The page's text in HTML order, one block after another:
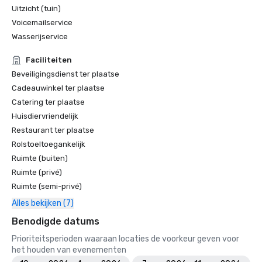
Uitzicht (tuin)
Voicemailservice
Wasserijservice
Faciliteiten
Beveiligingsdienst ter plaatse
Cadeauwinkel ter plaatse
Catering ter plaatse
Huisdiervriendelijk
Restaurant ter plaatse
Rolstoeltoegankelijk
Ruimte (buiten)
Ruimte (privé)
Ruimte (semi-privé)
Alles bekijken (7)
Benodigde datums
Prioriteitsperioden waaraan locaties de voorkeur geven voor
het houden van evenementen